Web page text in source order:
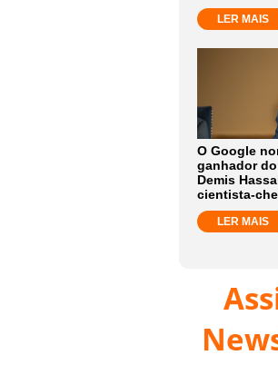
LER MAIS
O Google
ganhador
Demis
cientista-
LER MAIS